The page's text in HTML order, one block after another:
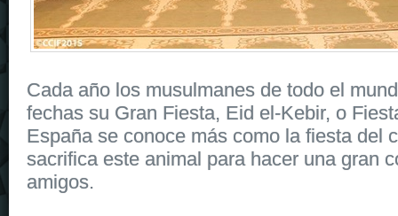
Cada año los musulmanes de todo el
fechas su Gran Fiesta, Eid el-Kebir, o
España se conoce más como la fiesta del
sacrifica este animal para hacer una gran
amigos.